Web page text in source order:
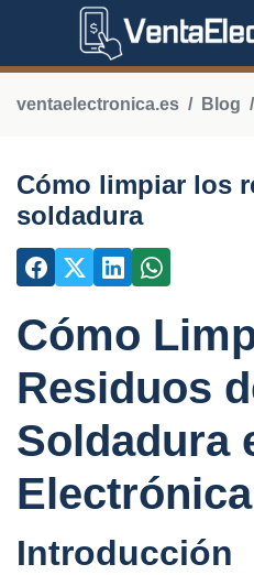
ventaelectronica.es Blog
Cómo limpiar los
soldadura
Cómo
Residuos
Soldadura
Electrónica
Introducción